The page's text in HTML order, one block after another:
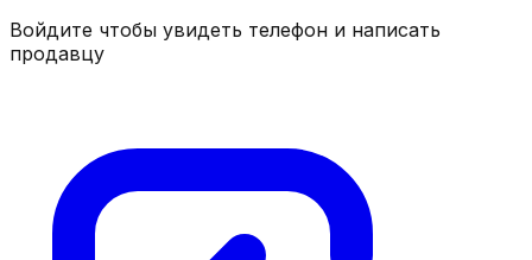
Войдите чтобы увидеть телефон и написать
продавцу